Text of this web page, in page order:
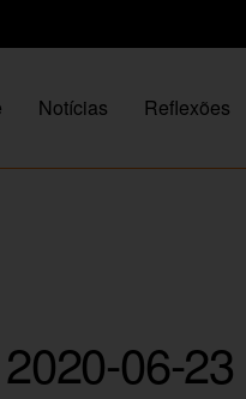
Notícias Reflexões
06-